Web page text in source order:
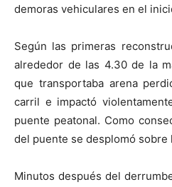
demoras vehiculares en el
Según las primeras
alrededor de las 4.30 de la
que transportaba arena
carril e impactó
puente peatonal. Como
del puente se desplomó sobre
Minutos después del